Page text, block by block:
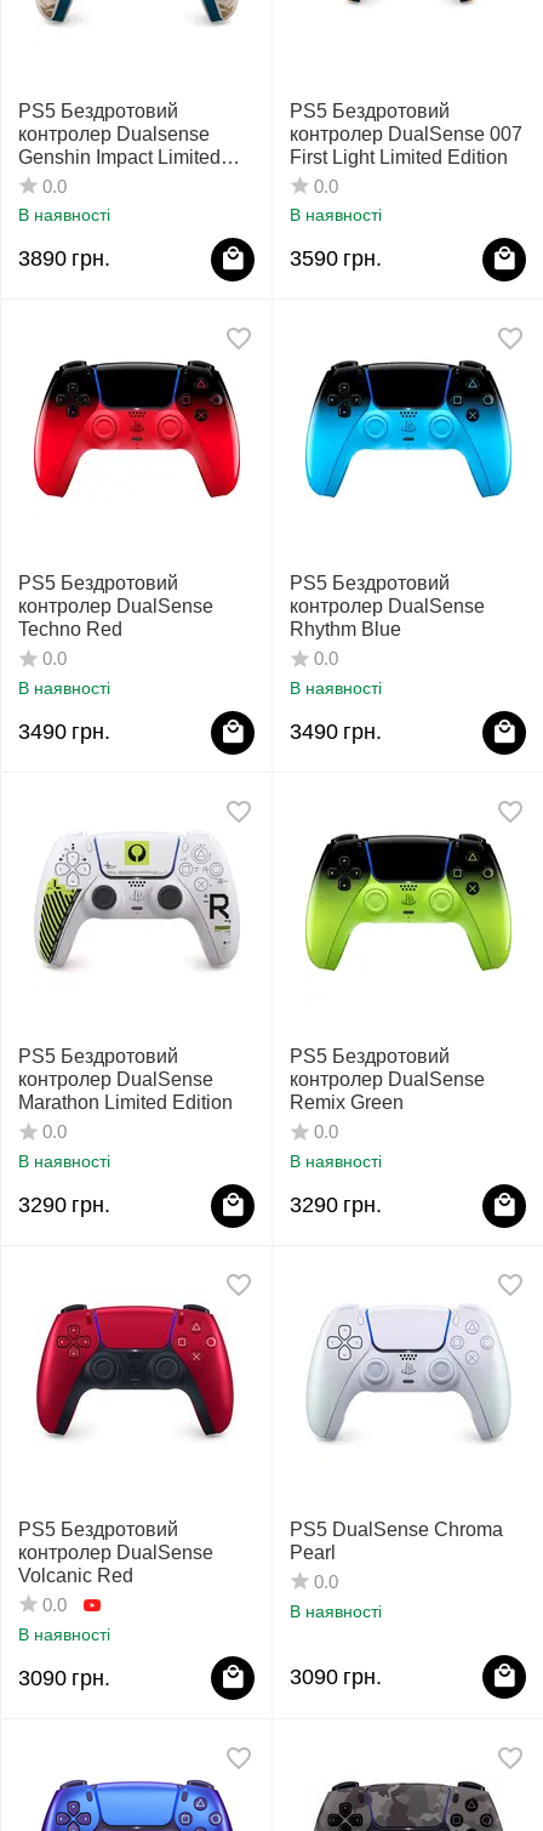
PS5 Бездротовий
контролер Dualsense
Genshin Impact Limited
Edition
0.0
В наявності
3890 грн.
PS5 Бездротовий
контролер DualSense 007
First Light Limited Edition
0.0
В наявності
3590 грн.
PS5 Бездротовий
контролер DualSense
Techno Red
0.0
В наявності
3490 грн.
PS5 Бездротовий
контролер DualSense
Rhythm Blue
0.0
В наявності
3490 грн.
PS5 Бездротовий
контролер DualSense
Marathon Limited Edition
0.0
В наявності
3290 грн.
PS5 Бездротовий
контролер DualSense
Remix Green
0.0
В наявності
3290 грн.
PS5 Бездротовий
контролер DualSense
Volcanic Red
0.0
В наявності
3090 грн.
PS5 DualSense Chroma
Pearl
0.0
В наявності
3090 грн.